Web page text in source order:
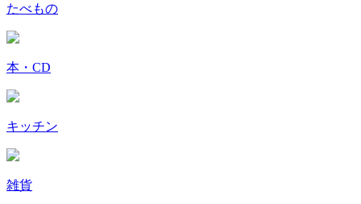
たべもの
本・CD
キッチン
雑貨